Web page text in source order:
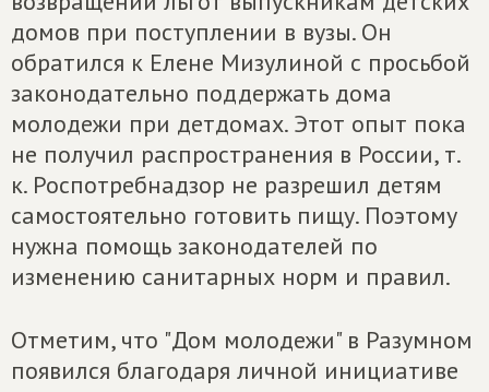
домов при поступлении в вузы. Он
обратился к Елене Мизулиной с просьбой
законодательно поддержать дома
молодежи при детдомах. Этот опыт пока
не получил распространения в России, т.
к. Роспотребнадзор не разрешил детям
самостоятельно готовить пищу. Поэтому
нужна помощь законодателей по
изменению санитарных норм и правил.
Отметим, что "Дом молодежи" в Разумном
появился благодаря личной инициативе